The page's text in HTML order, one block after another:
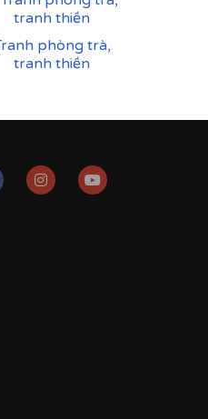
phòng trà,
tranh thiền